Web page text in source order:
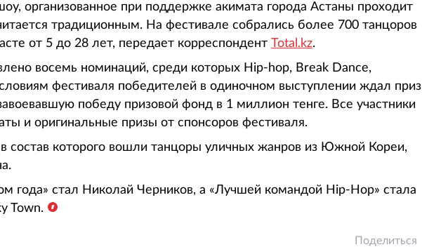
организованное при поддержке акимата города Астаны проходит
традиционным. На фестивале собрались более 700 танцоров
от 5 до 28 лет, передает корреспондент Total.kz.
восемь номинаций, среди которых Hip-hop, Break Dance,
фестиваля победителей в одиночном выступлении ждал приз
победу призовой фонд в 1 миллион тенге. Все участники
и оригинальные призы от спонсоров фестиваля.
состав которого вошли танцоры уличных жанров из Южной Кореи,
года» стал Николай Черников, а «Лучшей командой Hip-Hop» стала
Town.
Поделиться